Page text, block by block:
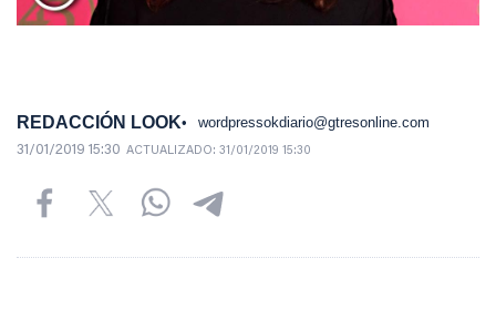
REDACCIÓN LOOK wordpressokdiario@gtresonline.com
31/01/2019 15:30 ACTUALIZADO: 31/01/2019 15:30